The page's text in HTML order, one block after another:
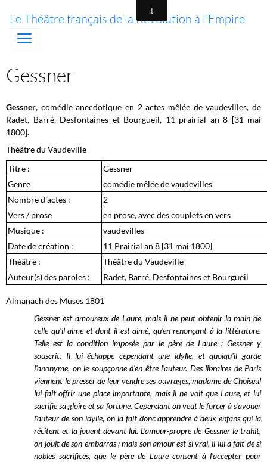
Le Théâtre français de la Révolution à l'Empire
Gessner
Gessner, comédie anecdotique en 2 actes mêlée de vaudevilles, de
Radet, Barré, Desfontaines et Bourgueil, 11 prairial an 8 [31 mai
1800].
Théâtre du Vaudeville
Titre :
Gessner
Genre
comédie mêlée de vaudevilles
Nombre d'actes :
2
Vers / prose
en prose, avec des couplets en vers
Musique :
vaudevilles
Date de création :
11 Prairial an 8 [31 mai 1800]
Théâtre :
Théâtre du Vaudeville
Auteur(s) des paroles :
Radet, Barré, Desfontaines et Bourgueil
Almanach des Muses 1801
Gessner est amoureux de Laure, mais il ne peut obtenir la main de
celle qu'il aime et dont il est aimé, qu'en renonçant à la littérature.
Telle est la condition imposée par le père de Laure ; Gessner y
souscrit. Il lui échappe cependant une idylle, et quoiqu'il garde
l'anonyme, on le soupçonne d'en être l'auteur. Des libraires de Paris
viennent le presser de leur vendre ses ouvrages, madame de Choiseul
lui fait offrir une place importante, mais il ne voit que Laure, et lui
sacrifie sa gloire et sa fortune. Cependant on veut le forcer à s'avouer
l'auteur de son idylle, on la fait donc apprendre à deux enfans qui la
récitent et la jouent devant lui. L'amour-propre de Gessner le trahit,
on jouit de son embarras ; mais son amour est si vrai, il lui a fait de si
nobles sacrifices, que le père de Laure consent à l'accepter pour